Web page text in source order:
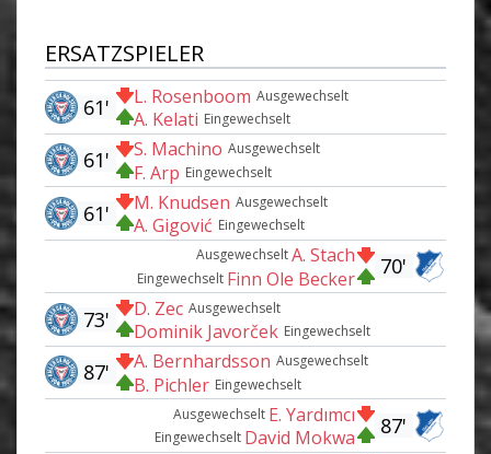
ERSATZSPIELER
Ausgewechselt
L. Rosenboom
Eingewechselt
A. Kelati
61'
Ausgewechselt
S. Machino
Eingewechselt
F. Arp
61'
Ausgewechselt
M. Knudsen
Eingewechselt
A. Gigović
61'
70'
AusgewechseltA. Stach
Eingewechselt Finn Ole Becker
Ausgewechselt
D. Zec
Eingewechselt
Dominik Javorček
73'
Ausgewechselt
A. Bernhardsson
Eingewechselt
B. Pichler
87'
87'
Ausgewechselt E. Yardımcı
Eingewechselt David Mokwa